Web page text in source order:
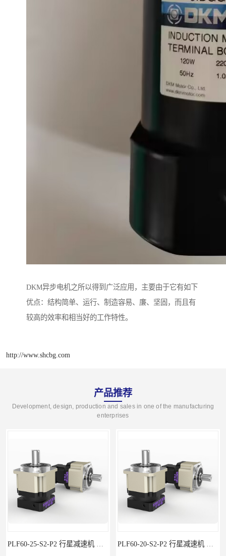
DKM异步电机之所以得到广泛应用，主要由于它有如下
优点：结构简单、运行、制造容易、廉、坚固，而且有
较高的效率和相当好的工作特性。
http://www.shcbg.com
产品推荐
Development, design, production and sales in one of the manufacturing
enterprises
PLF60-25-S2-P2 行星减速机 伺服减速机 步进减速机 PLF60-20-S2-P2 行星减速机 伺服减速机 步进减速机